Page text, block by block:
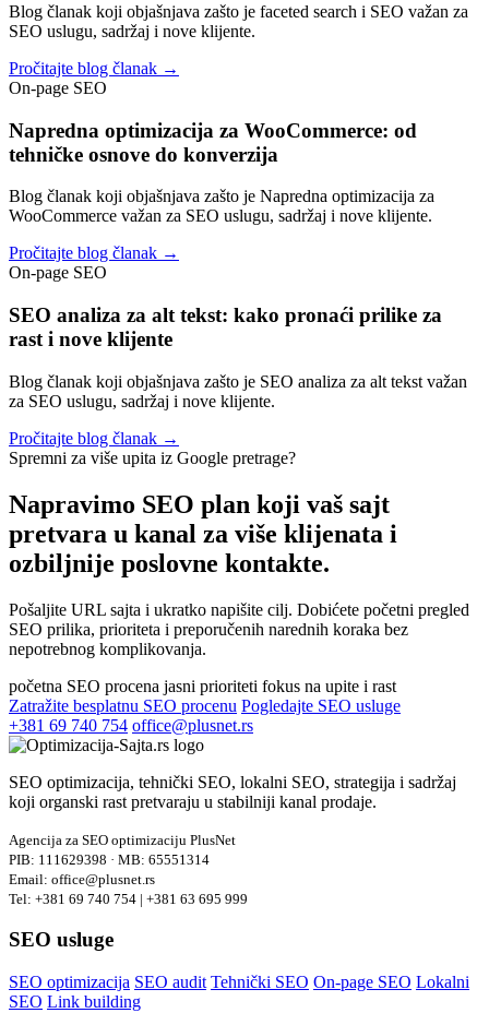
Blog članak koji objašnjava zašto je faceted search i SEO važan za
SEO uslugu, sadržaj i nove klijente.
Pročitajte blog članak →
On-page SEO
Napredna optimizacija za WooCommerce: od
tehničke osnove do konverzija
Blog članak koji objašnjava zašto je Napredna optimizacija za
WooCommerce važan za SEO uslugu, sadržaj i nove klijente.
Pročitajte blog članak →
On-page SEO
SEO analiza za alt tekst: kako pronaći prilike za
rast i nove klijente
Blog članak koji objašnjava zašto je SEO analiza za alt tekst važan
za SEO uslugu, sadržaj i nove klijente.
Pročitajte blog članak →
Spremni za više upita iz Google pretrage?
Napravimo SEO plan koji vaš sajt
pretvara u kanal za više klijenata i
ozbiljnije poslovne kontakte.
Pošaljite URL sajta i ukratko napišite cilj. Dobićete početni pregled
SEO prilika, prioriteta i preporučenih narednih koraka bez
nepotrebnog komplikovanja.
početna SEO procena jasni prioriteti fokus na upite i rast
Zatražite besplatnu SEO procenu Pogledajte SEO usluge
+381 69 740 754 office@plusnet.rs
SEO optimizacija, tehnički SEO, lokalni SEO, strategija i sadržaj
koji organski rast pretvaraju u stabilniji kanal prodaje.
Agencija za SEO optimizaciju PlusNet
PIB: 111629398 · MB: 65551314
Email: office@plusnet.rs
Tel: +381 69 740 754 | +381 63 695 999
SEO usluge
SEO optimizacija SEO audit Tehnički SEO On-page SEO Lokalni
SEO Link building